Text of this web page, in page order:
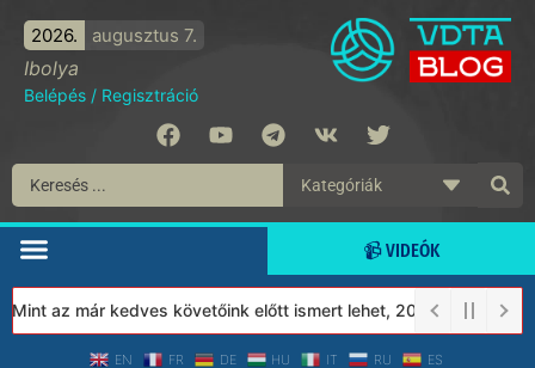
2026. augusztus 7.
Ibolya
Belépés / Regisztráció
📹 VIDEÓK
az már kedves követőink előtt ismert lehet, 2023-tól a
EN FR DE HU IT RU ES